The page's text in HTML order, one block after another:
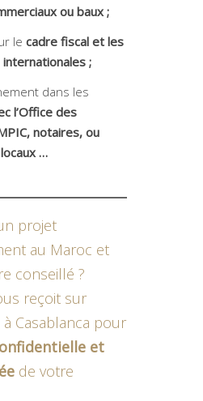
ou baux ;
le cadre fiscal et les
;
dans les
l’Office des
notaires, ou
…
projet
au Maroc et
conseillé ?
reçoit sur
Casablanca pour
et
de votre